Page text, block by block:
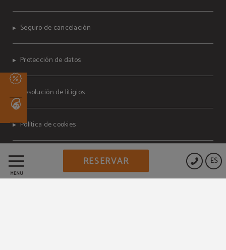
MENÚ
ES
RESERVAR
Seguro de cancelación
Protección de datos
Resolución de litigios
Política de cookies
Aviso legal